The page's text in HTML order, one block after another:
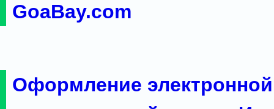
GoaBay.com
Оформление электронной